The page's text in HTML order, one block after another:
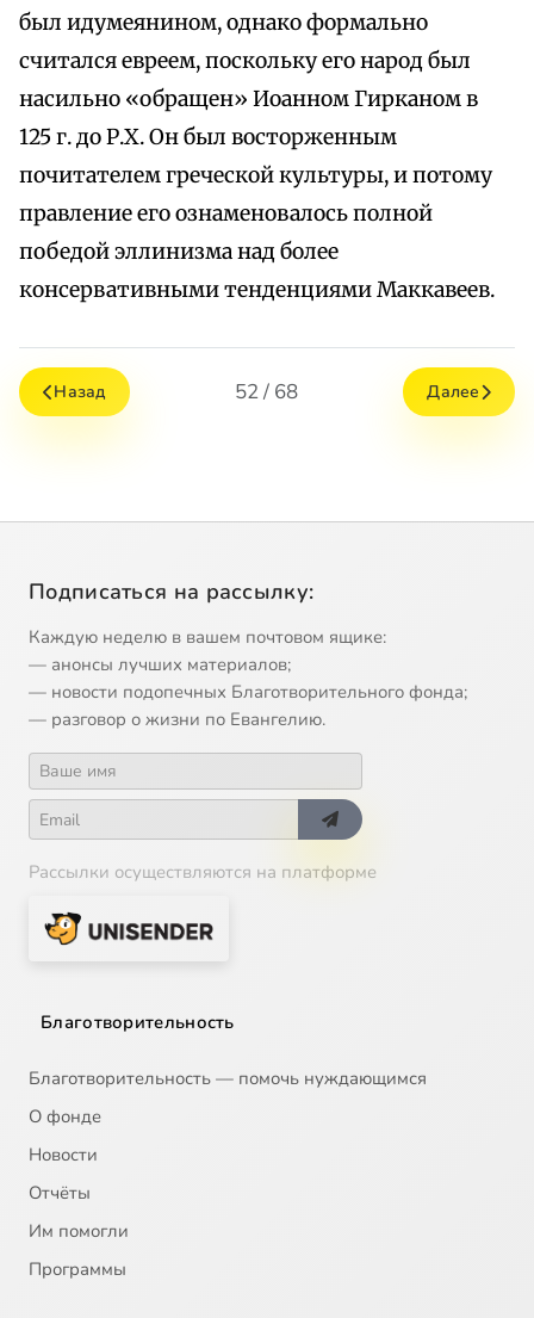
был идумеянином, однако формально
считался евреем, поскольку его народ был
насильно «обращен» Иоанном Гирканом в
125 г. до Р.Х. Он был восторженным
почитателем греческой культуры, и потому
правление его ознаменовалось полной
победой эллинизма над более
консервативными тенденциями Маккавеев.
Назад 52 / 68 Далее
Подписаться на рассылку:
Каждую неделю в вашем почтовом ящике:
— анонсы лучших материалов;
— новости подопечных Благотворительного фонда;
— разговор о жизни по Евангелию.
Рассылки осуществляются на платформе
Благотворительность
Благотворительность — помочь нуждающимся
О фонде
Новости
Отчёты
Им помогли
Программы